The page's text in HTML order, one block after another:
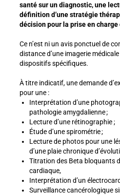
santé sur un diagnostic, une
définition d’une stratégie
décision pour la prise en
Ce n’est ni un avis ponctuel de
distance d’une imagerie
dispositifs spécifiques.
À titre indicatif, une demande
pour une :
Interprétation d’une
pathologie amygdalienne ;
Lecture d’une rétinographie ;
Étude d’une spirométrie ;
Lecture de photos pour une
d’une plaie chronique
Titration des Beta bloquants
cardiaque,
Interprétation d’un
Surveillance cancérologique